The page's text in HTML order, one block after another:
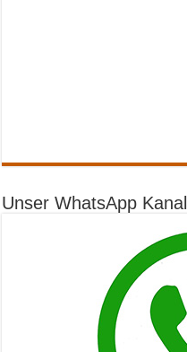
Unser WhatsApp Kanal